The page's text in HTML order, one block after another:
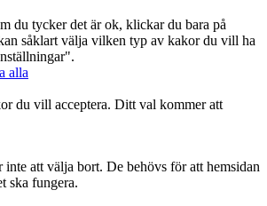
du tycker det är ok, klickar du bara på
såklart välja vilken typ av kakor du vill ha
alla
du vill acceptera. Ditt val kommer att
inte att välja bort. De behövs för att hemsidan
ska fungera.